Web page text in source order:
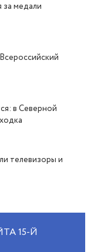
медали
в Северной
телевизоры и
15-Й